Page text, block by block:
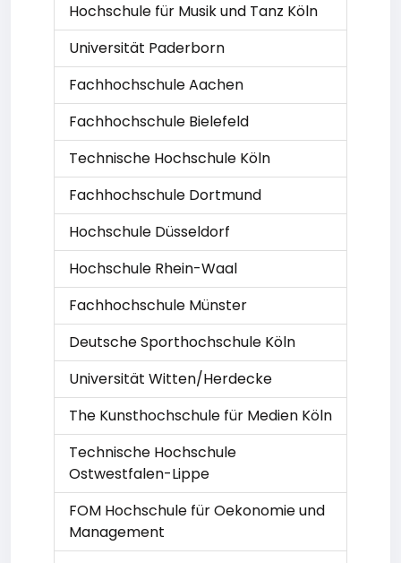
Hochschule für Musik und Tanz Köln
Universität Paderborn
Fachhochschule Aachen
Fachhochschule Bielefeld
Technische Hochschule Köln
Fachhochschule Dortmund
Hochschule Düsseldorf
Hochschule Rhein-Waal
Fachhochschule Münster
Deutsche Sporthochschule Köln
Universität Witten/Herdecke
The Kunsthochschule für Medien Köln
Technische Hochschule
Ostwestfalen-Lippe
FOM Hochschule für Oekonomie und
Management